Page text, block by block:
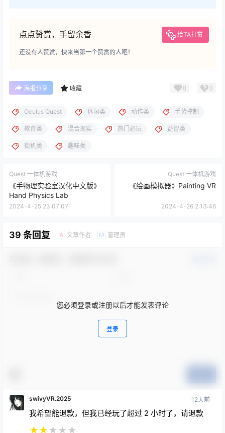
点点赞赏，手留余香 给TA打赏
还没有人赞赏，快来当第一个赞赏的人吧！
海报分享 收藏 0 0
Oculus Quest 休闲类 动作类 手势控制
教育类 混合现实 热门必玩 益智类
街机类 趣味类
Quest 一体机游戏
《手物理实验室汉化中文版》
Hand Physics Lab
2024-4-25 23:07:07
Quest 一体机游戏
《绘画模拟器》Painting VR
2024-4-26 2:13:46
39 条回复 A 文章作者 M 管理员
您必须登录或注册以后才能发表评论
登录
swivyVR.2025 12天前
我希望能退款，但我已经玩了超过 2 小时了，请退款
★★★ ★ ★